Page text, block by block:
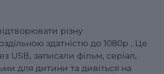
різну
здатністю до 1080р . Це
USB, записали фільм, серіал,
для дитини та дивіться на